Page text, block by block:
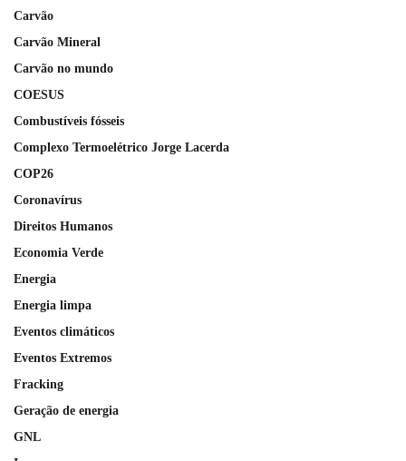
Carvão
Carvão Mineral
Carvão no mundo
COESUS
Combustíveis fósseis
Complexo Termoelétrico Jorge Lacerda
COP26
Coronavírus
Direitos Humanos
Economia Verde
Energia
Energia limpa
Eventos climáticos
Eventos Extremos
Fracking
Geração de energia
GNL